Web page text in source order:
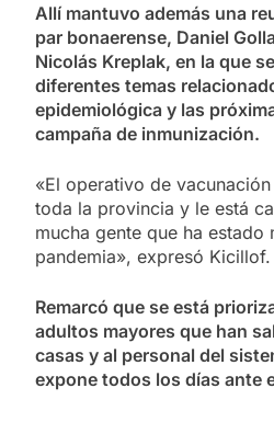
Allí mantuvo además una
par bonaerense, Daniel
Nicolás Kreplak, en la que
diferentes temas
epidemiológica y las
campaña de inmunización.
«El operativo de
toda la provincia y le está
mucha gente que ha estado
pandemia», expresó Kicillof.
Remarcó que se está
adultos mayores que han
casas y al personal del
expone todos los días ante